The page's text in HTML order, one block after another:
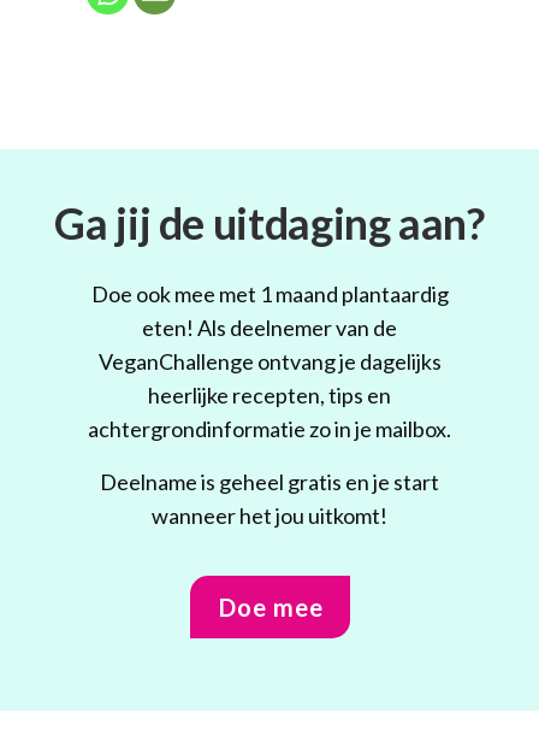
Ga jij de uitdaging aan?
Doe ook mee met 1 maand plantaardig
eten! Als deelnemer van de
VeganChallenge ontvang je dagelijks
heerlijke recepten, tips en
achtergrondinformatie zo in je mailbox.
Deelname is geheel gratis en je start
wanneer het jou uitkomt!
Doe mee